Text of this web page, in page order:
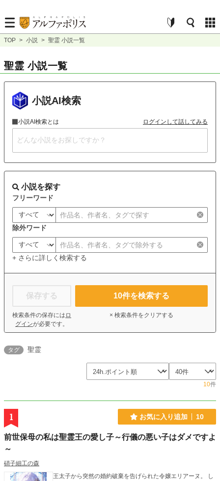
TOP > 小説 > 聖霊 小説一覧
聖霊 小説一覧
小説AI検索
小説AI検索とは ログインして話してみる
小説を探す
フリーワード
除外ワード
+ さらに詳しく検索する
保存する
検索条件の保存には ロ
グインが必要です。
10件を検索する
× 検索条件をクリアする
タグ 聖霊
10件
1 お気に入り追加 10
前世保母の私は聖霊王の愛し子～行儀の悪い子はダメですよ
～
硝子細工の森
王太子から突然の婚約破棄を告げられた令嬢エリアーヌ。 し